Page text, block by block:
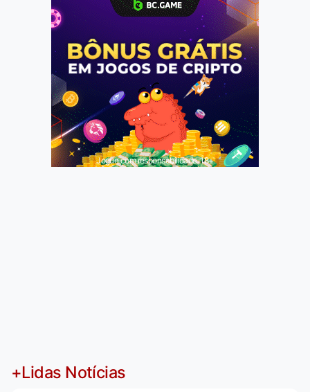
Jogue com responsabilidade. 18+
+Lidas Notícias